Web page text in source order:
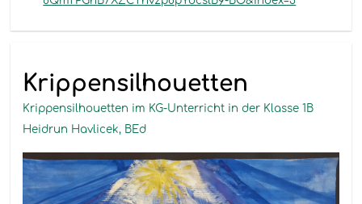
Krippensilhouetten
Krippensilhouetten im KG-Unterricht in der Klasse 1B
Heidrun Havlicek, BEd